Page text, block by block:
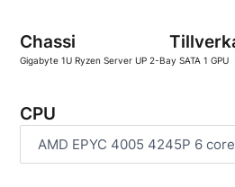
Chassi
Gigabyte 1U Ryzen Server UP 2-Bay SATA 1 GPU
CPU